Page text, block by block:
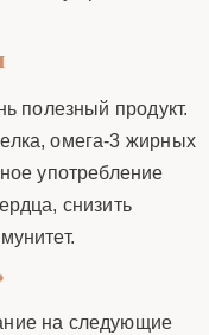
полезный продукт.
омега-3 жирных
употребление
снизить
на следующие